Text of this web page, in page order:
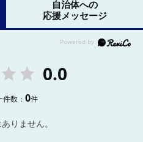
自治体への
応援メッセージ
0.0
件数：0件
りません。